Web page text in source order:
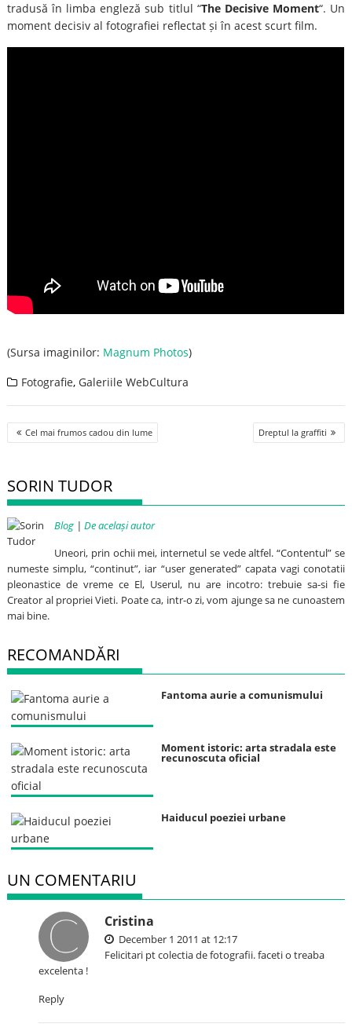
tradusă în limba engleză sub titlul “The Decisive Moment“. Un
moment decisiv al fotografiei reflectat și în acest scurt film.
(Sursa imaginilor: Magnum Photos)
Fotografie, Galeriile WebCultura
Post
navigation
Cel mai frumos cadou din lume Dreptul la graffiti
SORIN TUDOR
Blog |De același autor
Uneori, prin ochii mei, internetul se vede altfel. “Contentul” se
numeste simplu, “continut”, iar “user generated” capata vagi conotatii
pleonastice de vreme ce El, Userul, nu are incotro: trebuie sa-si fie
Creator al propriei Vieti. Poate ca, intr-o zi, vom ajunge sa ne cunoastem
mai bine.
RECOMANDĂRI
Fantoma aurie a comunismului
Moment istoric: arta stradala este
recunoscuta oficial
Haiducul poeziei urbane
UN COMENTARIU
Cristina
December 1 2011 at 12:17
Felicitari pt colectia de fotografii. faceti o treaba
excelenta !
Reply